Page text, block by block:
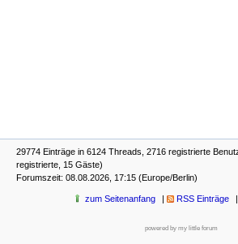
29774 Einträge in 6124 Threads, 2716 registrierte
registrierte, 15 Gäste)
Forumszeit: 08.08.2026, 17:15 (Europe/Berlin)
zum Seitenanfang RSS Einträge
powered by my little forum